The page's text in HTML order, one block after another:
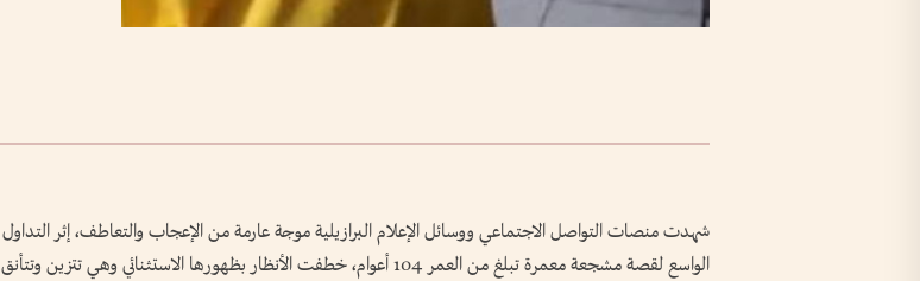
شهدت منصات التواصل الاجتماعي ووسائل الإعلام البرازيلية موجة عارمة من الإعجاب والتعاطف، إثر التداول
الواسع لقصة مشجعة معمرة تبلغ من العمر 104 أعوام، خطفت الأنظار بظهورها الاستثنائي وهي تتزين وتتأنق